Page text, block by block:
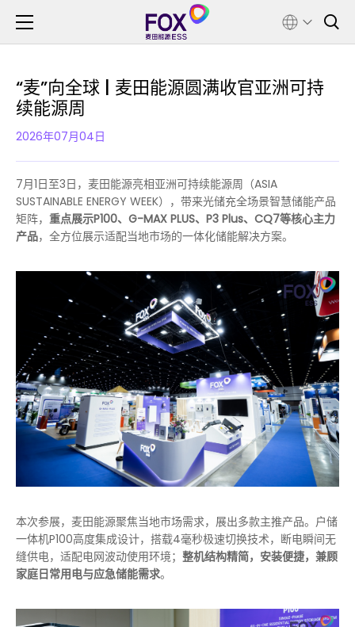
“麦”向全球 | 麦田能源圆满收官亚洲可持
续能源周
2026年07月04日
7月1日至3日，麦田能源亮相亚洲可持续能源周（ASIA
SUSTAINABLE ENERGY WEEK），带来光储充全场景智慧储能产品
矩阵， 重点展示P100、G-MAX PLUS、P3 Plus、CQ7等核心主力
产品，全方位展示适配当地市场的一体化储能解决方案。
本次参展，麦田能源聚焦当地市场需求，展出多款主推产品。户储
一体机P100高度集成设计，搭载4毫秒极速切换技术，断电瞬间无
缝供电，适配电网波动使用环境； 整机结构精简，安装便捷，兼顾
家庭日常用电与应急储能需求。